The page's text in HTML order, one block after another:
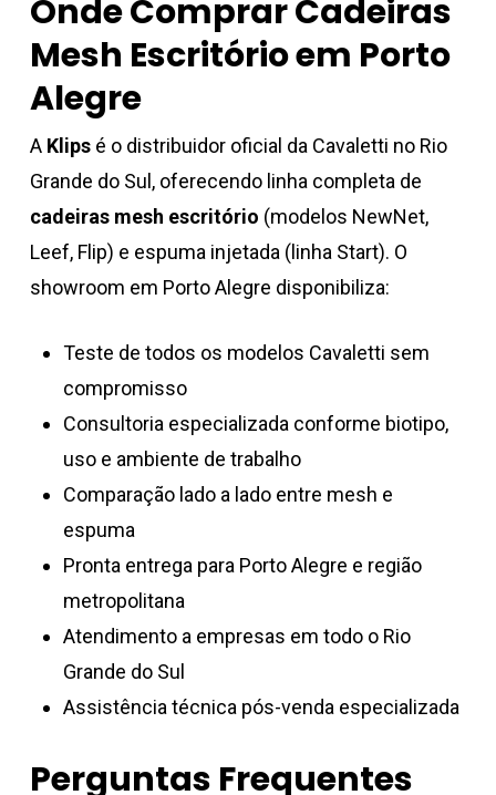
Onde Comprar Cadeiras
Mesh Escritório em Porto
Alegre
A Klipsé o distribuidor oficial da Cavaletti no Rio
Grande do Sul, oferecendo linha completa de
cadeiras mesh escritório (modelos NewNet,
Leef, Flip) e espuma injetada (linha Start). O
showroom em Porto Alegre disponibiliza:
Teste de todos os modelos Cavaletti sem
compromisso
Consultoria especializada conforme biotipo,
uso e ambiente de trabalho
Comparação lado a lado entre mesh e
espuma
Pronta entrega para Porto Alegre e região
metropolitana
Atendimento a empresas em todo o Rio
Grande do Sul
Assistência técnica pós-venda especializada
Perguntas Frequentes